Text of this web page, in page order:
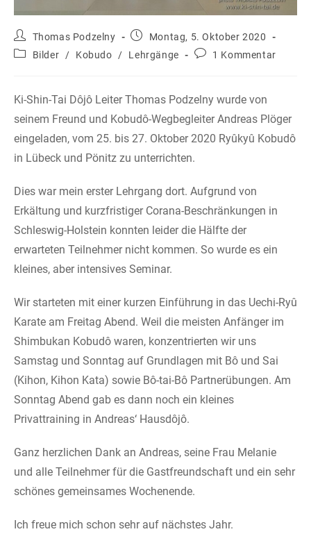
in Lübeck und Pönitz zu unterrichten.
Dies war mein erster Lehrgang dort. Aufgrund von
Erkältung und kurzfristiger Corana-Beschränkungen in
erwarteten Teilnehmer nicht kommen. So wurde es ein
kleines, aber intensives Seminar.
Wir starteten mit einer kurzen Einführung in das Uechi-Ryû
Shimbukan Kobudô waren, konzentrierten wir uns
Samstag und Sonntag auf Grundlagen mit Bô und Sai
(Kihon, Kihon Kata) sowie Bô-tai-Bô Partnerübungen. Am
Sonntag Abend gab es dann noch ein kleines
Privattraining in Andreas‘ Hausdôjô.
Ganz herzlichen Dank an Andreas, seine Frau Melanie
und alle Teilnehmer für die Gastfreundschaft und ein sehr
schönes gemeinsames Wochenende.
Ich freue mich schon sehr auf nächstes Jahr.